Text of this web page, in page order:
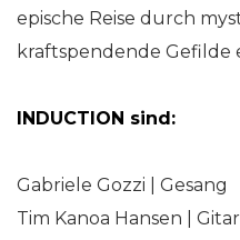
epische Reise durch
kraftspendende Gefilde
INDUCTION sind:
Gabriele Gozzi | Gesang
Tim Kanoa Hansen |